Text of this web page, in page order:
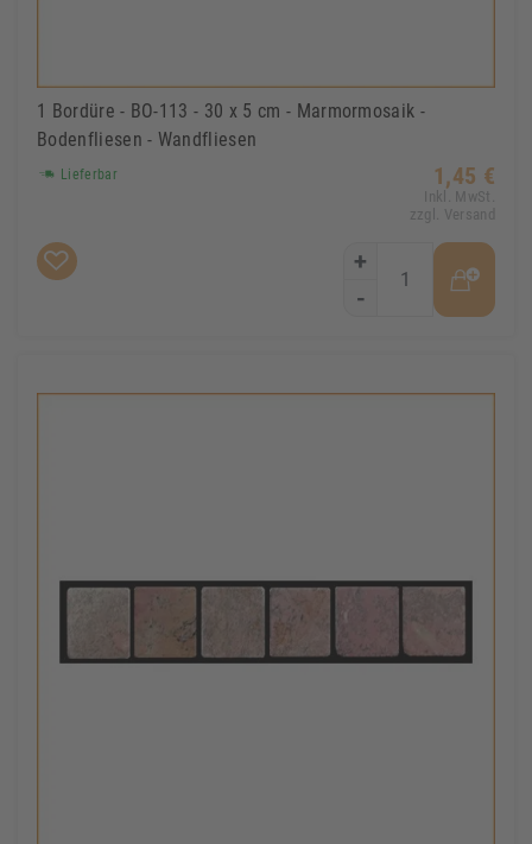
1 Bordüre - BO-113 - 30 x 5 cm - Marmormosaik -
Bodenfliesen - Wandfliesen
Lieferbar 1,45 €
Inkl. MwSt.
zzgl. Versand
+
-